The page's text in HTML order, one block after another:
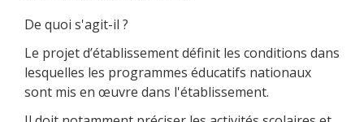
De quoi s'agit-il ?
Le projet d’établissement définit les conditions dans
lesquelles les programmes éducatifs nationaux
sont mis en œuvre dans l'établissement.